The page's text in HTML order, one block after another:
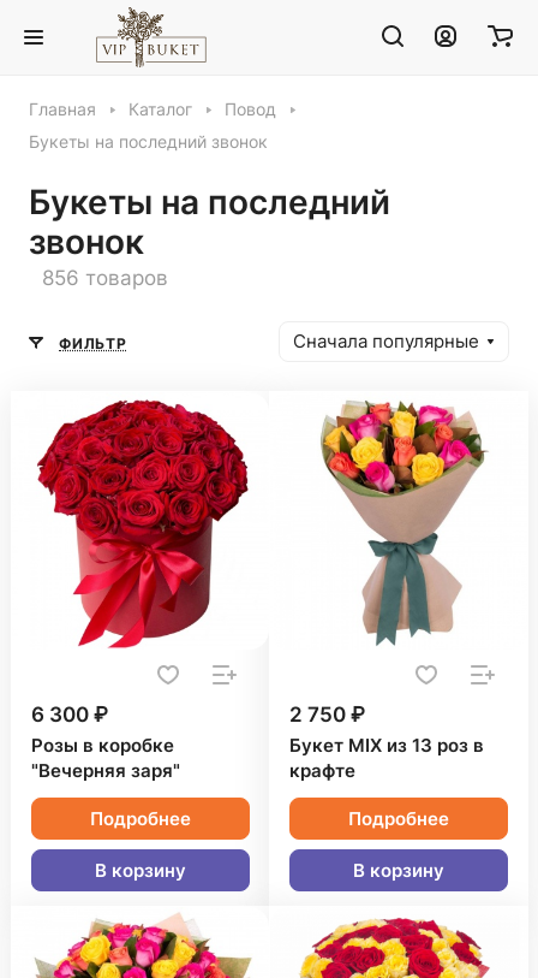
Главная Каталог
Повод
Букеты на последний звонок
Букеты на последний
звонок
856 товаров
ФИЛЬТР Сначала популярные
6 300 ₽
Розы в коробке
"Вечерняя заря"
Подробнее
В корзину
2 750 ₽
Букет MIX из 13 роз в
крафте
Подробнее
В корзину